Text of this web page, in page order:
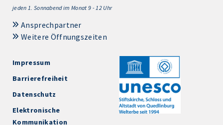
jeden 1. Sonnabend im Monat 9 - 12 Uhr
Ansprechpartner
Weitere Öffnungszeiten
Impressum
Barrierefreiheit
Datenschutz
Elektronische
Kommunikation